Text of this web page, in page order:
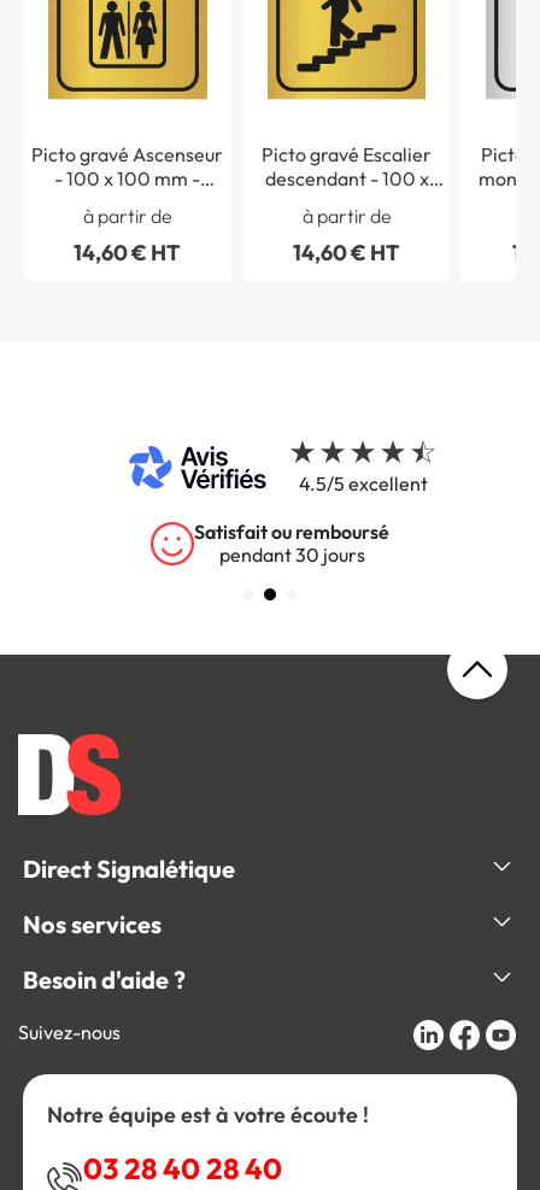
Picto gravé Ascenseur
- 100 x 100 mm -
Gamme Métal
à partir de
14,60 € HT
Picto gravé Escalier
descendant - 100 x
100 mm - Gamme
Métal
à partir de
14,60 € HT
Picto
4.5/5 excellent
Garantie 5 ans
sur tous nos produits
Direct Signalétique
Nos services
Besoin d'aide ?
Suivez-nous
Notre équipe est à votre écoute !
03 28 40 28 40